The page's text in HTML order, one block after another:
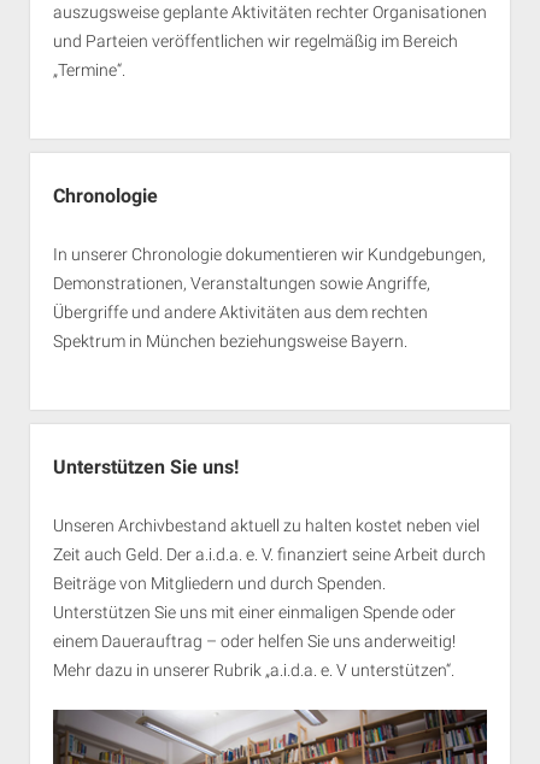
auszugsweise geplante Aktivitäten rechter Organisationen
und Parteien veröffentlichen wir regelmäßig im Bereich
„Termine“.
Chronologie
In unserer Chronologie dokumentieren wir Kundgebungen,
Demonstrationen, Veranstaltungen sowie Angriffe,
Übergriffe und andere Aktivitäten aus dem rechten
Spektrum in München beziehungsweise Bayern.
Unterstützen Sie uns!
Unseren Archivbestand aktuell zu halten kostet neben viel
Zeit auch Geld. Der a.i.d.a. e. V. finanziert seine Arbeit durch
Beiträge von Mitgliedern und durch Spenden.
Unterstützen Sie uns mit einer einmaligen Spende oder
einem Dauerauftrag – oder helfen Sie uns anderweitig!
Mehr dazu in unserer Rubrik „a.i.d.a. e. V unterstützen“.